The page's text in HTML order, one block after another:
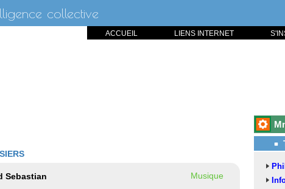
collective
LIENS INTERNET
ACCUEIL
Sebastian Musique